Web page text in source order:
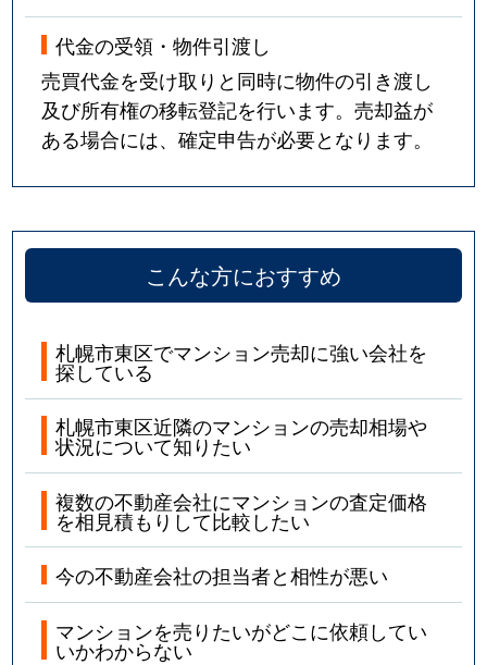
代金の受領・物件引渡し
売買代金を受け取りと同時に物件の引き渡し
及び所有権の移転登記を行います。売却益が
ある場合には、確定申告が必要となります。
こんな方におすすめ
札幌市東区でマンション売却に強い会社を
探している
札幌市東区近隣のマンションの売却相場や
状況について知りたい
複数の不動産会社にマンションの査定価格
を相見積もりして比較したい
今の不動産会社の担当者と相性が悪い
マンションを売りたいがどこに依頼してい
いかわからない